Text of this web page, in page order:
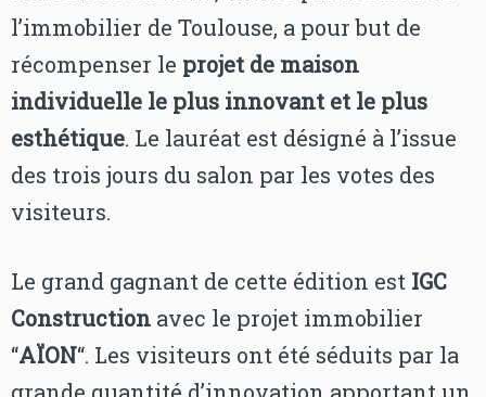
l’immobilier de Toulouse, a pour but de
récompenser le projet de maison
individuelle le plus innovant et le plus
esthétique. Le lauréat est désigné à l’issue
des trois jours du salon par les votes des
visiteurs.
Le grand gagnant de cette édition est IGC
Construction avec le projet immobilier
“AÏON“. Les visiteurs ont été séduits par la